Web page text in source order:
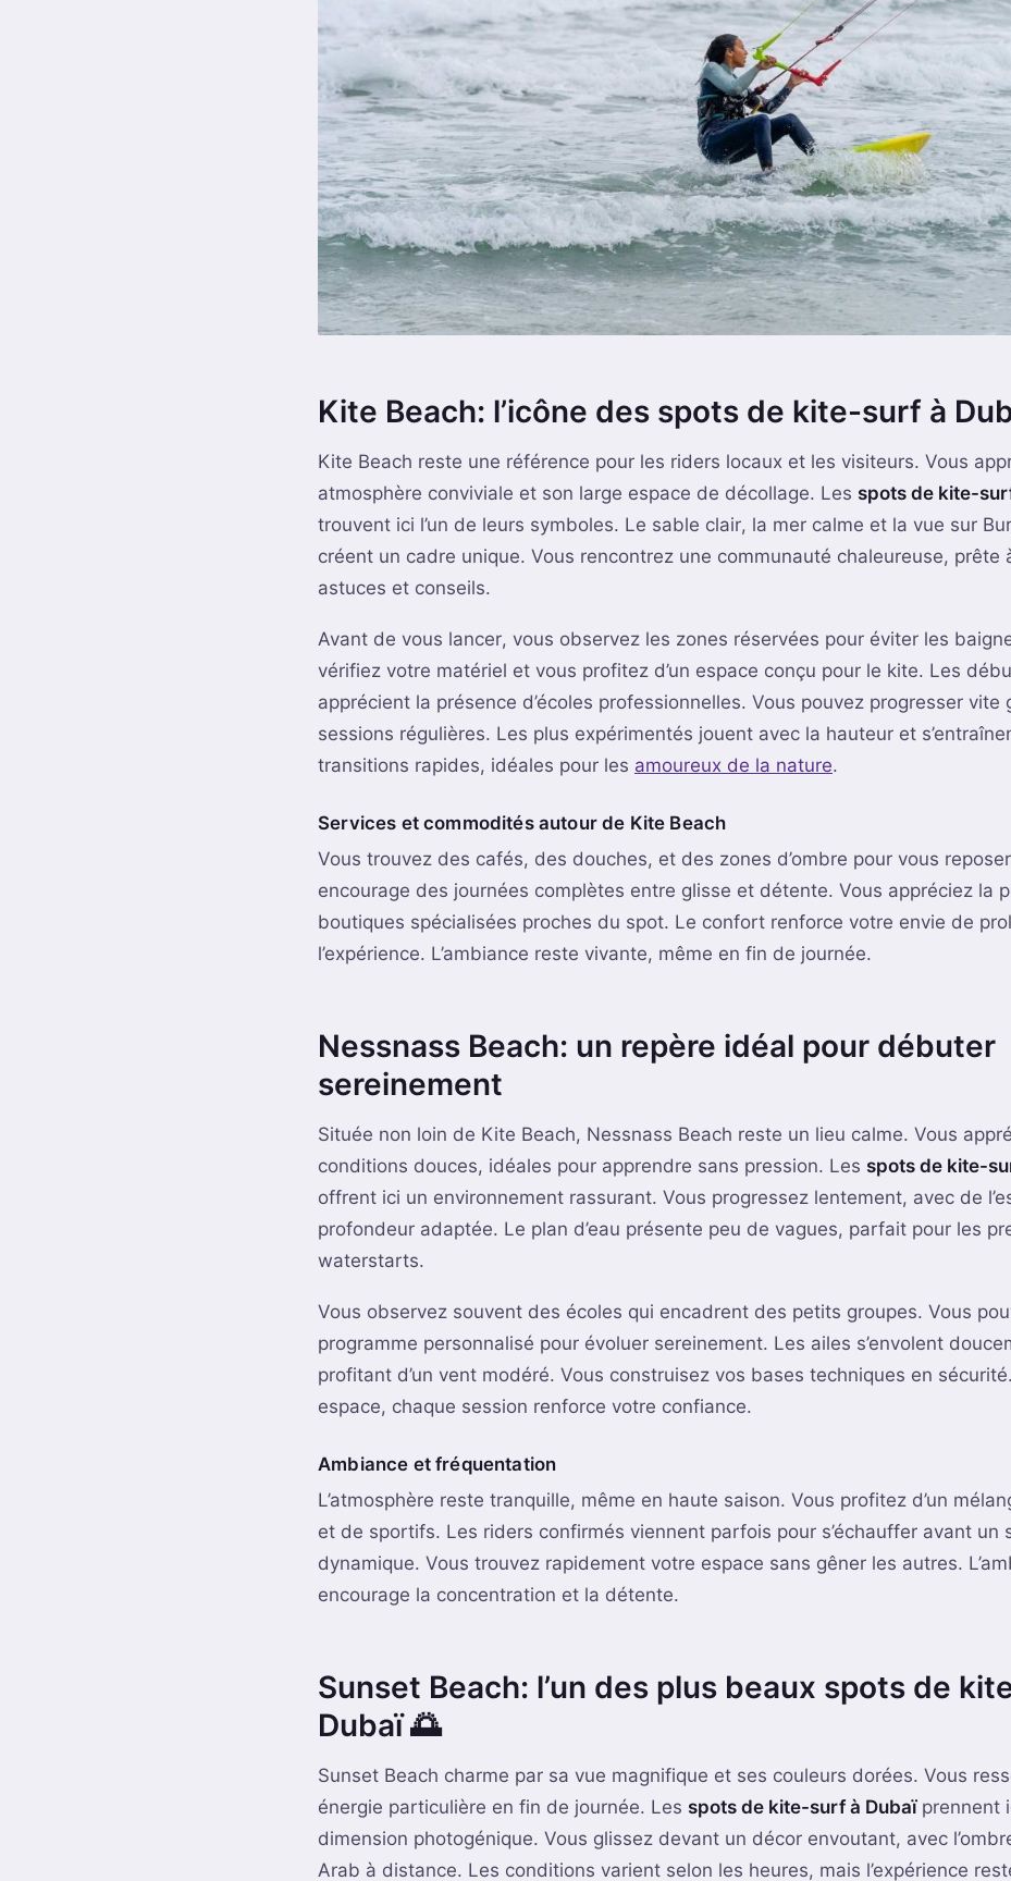
Kite Beach: l’icône des spots de kite-surf à
Kite Beach reste une référence pour les riders locaux et les visiteurs. Vous
atmosphère conviviale et son large espace de décollage. Les spots de kite-
trouvent ici l’un de leurs symboles. Le sable clair, la mer calme et la vue sur
créent un cadre unique. Vous rencontrez une communauté chaleureuse, prête
astuces et conseils.
Avant de vous lancer, vous observez les zones réservées pour éviter les
vérifiez votre matériel et vous profitez d’un espace conçu pour le kite. Les
apprécient la présence d’écoles professionnelles. Vous pouvez progresser vite
sessions régulières. Les plus expérimentés jouent avec la hauteur et
transitions rapides, idéales pour les amoureux de la nature.
Services et commodités autour de Kite Beach
Vous trouvez des cafés, des douches, et des zones d’ombre pour vous
encourage des journées complètes entre glisse et détente. Vous appréciez la
boutiques spécialisées proches du spot. Le confort renforce votre envie de
l’expérience. L’ambiance reste vivante, même en fin de journée.
Nessnass Beach: un repère idéal pour débuter
sereinement
Située non loin de Kite Beach, Nessnass Beach reste un lieu calme. Vous
conditions douces, idéales pour apprendre sans pression. Les spots de kite-
offrent ici un environnement rassurant. Vous progressez lentement, avec de
profondeur adaptée. Le plan d’eau présente peu de vagues, parfait pour les
waterstarts.
Vous observez souvent des écoles qui encadrent des petits groupes. Vous
programme personnalisé pour évoluer sereinement. Les ailes s’envolent
profitant d’un vent modéré. Vous construisez vos bases techniques en
espace, chaque session renforce votre confiance.
Ambiance et fréquentation
L’atmosphère reste tranquille, même en haute saison. Vous profitez d’un
et de sportifs. Les riders confirmés viennent parfois pour s’échauffer avant un
dynamique. Vous trouvez rapidement votre espace sans gêner les autres.
encourage la concentration et la détente.
Sunset Beach: l’un des plus beaux spots de
Dubaï 🌅
Sunset Beach charme par sa vue magnifique et ses couleurs dorées. Vous
énergie particulière en fin de journée. Les spots de kite-surf à Dubaïprennent
dimension photogénique. Vous glissez devant un décor envoutant, avec
Arab à distance. Les conditions varient selon les heures, mais l’expérience